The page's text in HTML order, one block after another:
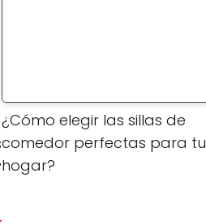
¿Cómo elegir las sillas de
comedor perfectas para tu
hogar?